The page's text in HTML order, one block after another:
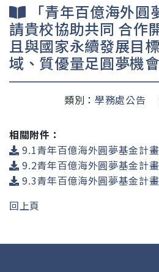
「青年百億海外圓
請貴校協助共同 合作
且與國家永續發展目
域、質優量足圓夢機會
類別： 學務處公告
相關附件：
9.1青年百億海外圓夢基金計
9.2青年百億海外圓夢基金計
9.3青年百億海外圓夢基金計
回上頁